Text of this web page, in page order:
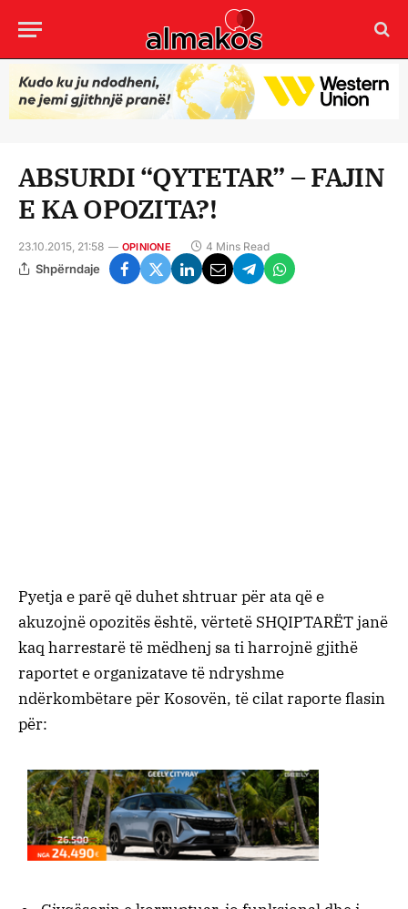
ABSURDI “QYTETAR” – FAJIN
E KA OPOZITA?!
23.10.2015, 21:58 OPINIONE 4 Mins Read
Shpërndaje
Pyetja e parë që duhet shtruar për ata që e
akuzojnë opozitës është, vërtetë SHQIPTARËT janë
kaq harrestarë të mëdhenj sa ti harrojnë gjithë
raportet e organizatave të ndryshme
ndërkombëtare për Kosovën, të cilat raporte flasin
për: